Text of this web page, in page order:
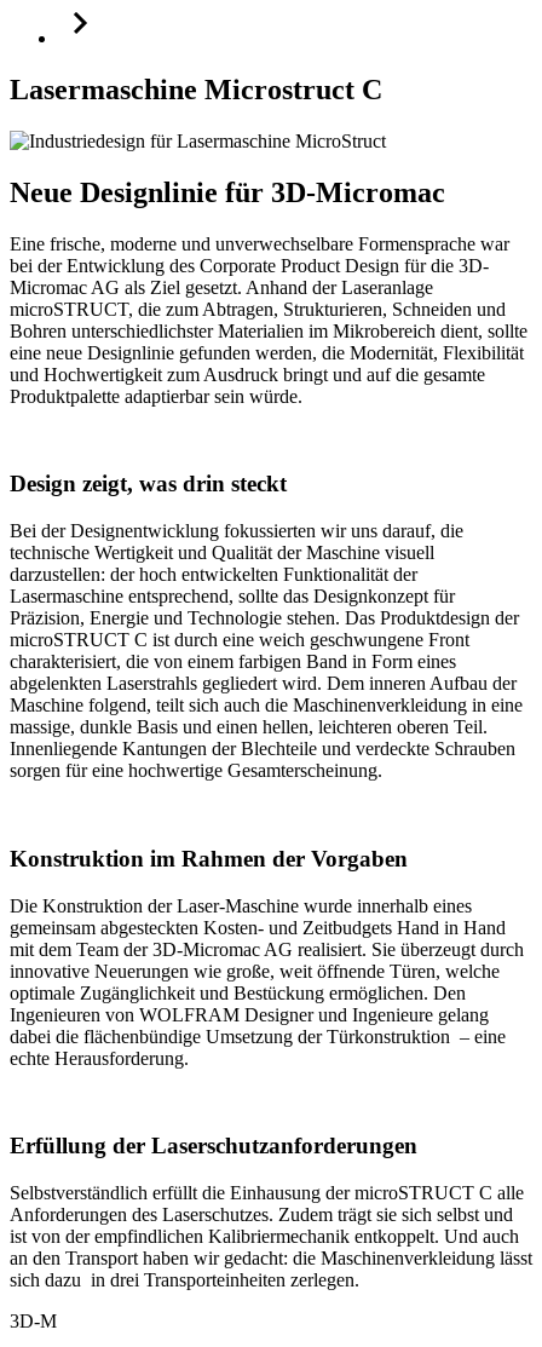
Lasermaschine Microstruct C
Neue Designlinie für 3D-Micromac
Eine frische, moderne und unverwechselbare Formensprache war
bei der Entwicklung des Corporate Product Design für die 3D-
Micromac AG als Ziel gesetzt. Anhand der Laseranlage
microSTRUCT, die zum Abtragen, Strukturieren, Schneiden und
Bohren unterschiedlichster Materialien im Mikrobereich dient, sollte
eine neue Designlinie gefunden werden, die Modernität, Flexibilität
und Hochwertigkeit zum Ausdruck bringt und auf die gesamte
Produktpalette adaptierbar sein würde.
Design zeigt, was drin steckt
Bei der Designentwicklung fokussierten wir uns darauf, die
technische Wertigkeit und Qualität der Maschine visuell
darzustellen: der hoch entwickelten Funktionalität der
Lasermaschine entsprechend, sollte das Designkonzept für
Präzision, Energie und Technologie stehen. Das Produktdesign der
microSTRUCT C ist durch eine weich geschwungene Front
charakterisiert, die von einem farbigen Band in Form eines
abgelenkten Laserstrahls gegliedert wird. Dem inneren Aufbau der
Maschine folgend, teilt sich auch die Maschinenverkleidung in eine
massige, dunkle Basis und einen hellen, leichteren oberen Teil.
Innenliegende Kantungen der Blechteile und verdeckte Schrauben
sorgen für eine hochwertige Gesamterscheinung.
Konstruktion im Rahmen der Vorgaben
Die Konstruktion der Laser-Maschine wurde innerhalb eines
gemeinsam abgesteckten Kosten- und Zeitbudgets Hand in Hand
mit dem Team der 3D-Micromac AG realisiert. Sie überzeugt durch
innovative Neuerungen wie große, weit öffnende Türen, welche
optimale Zugänglichkeit und Bestückung ermöglichen. Den
Ingenieuren von WOLFRAM Designer und Ingenieure gelang
dabei die flächenbündige Umsetzung der Türkonstruktion – eine
echte Herausforderung.
Erfüllung der Laserschutzanforderungen
Selbstverständlich erfüllt die Einhausung der microSTRUCT C alle
Anforderungen des Laserschutzes. Zudem trägt sie sich selbst und
ist von der empfindlichen Kalibriermechanik entkoppelt. Und auch
an den Transport haben wir gedacht: die Maschinenverkleidung lässt
sich dazu in drei Transporteinheiten zerlegen.
3D-M